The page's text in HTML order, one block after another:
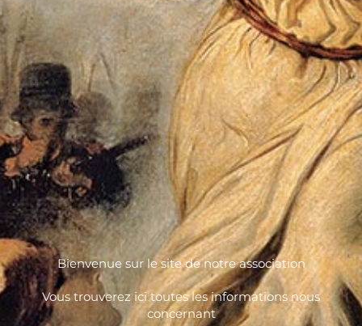
Bienvenue sur le site de notre association
Vous trouverez ici toutes les informations nous
concernant